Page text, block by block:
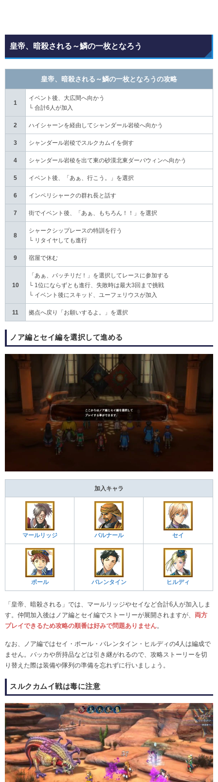
皇帝、暗殺される～鱗の一枚となろう
皇帝、暗殺される～鱗の一枚となろうの攻略
1
イベント後、大広間へ向かう
└ 合計6人が加入
2 ハイシャーンを経由してシャンダール岩稜へ向かう
3 シャンダール岩稜でスルクカムイを倒す
4 シャンダール岩稜を出て東の砂漠北東ダーバウィンへ向かう
5 イベント後、「あぁ、行こう。」を選択
6 インペリシャークの群れ長と話す
7 街でイベント後、「あぁ、もちろん！！」を選択
8
シャークシップレースの特訓を行う
└ リタイヤしても進行
9 宿屋で休む
10
「あぁ、バッチリだ！」を選択してレースに参加する
└ 1位にならずとも進行、失敗時は最大3回まで挑戦
└ イベント後にスキッド、ユーフェリウスが加入
11 拠点へ戻り「お願いするよ。」を選択
ノア編とセイ編を選択して進める
加入キャラ
マールリッジ バルナール セイ
ポール バレンタイン ヒルディ
「皇帝、暗殺される」では、マールリッジやセイなど合計6人が加入しま
す。仲間加入後はノア編とセイ編でストーリーが展開されますが、 両方
プレイできるため攻略の順番は好みで問題ありません。
なお、ノア編ではセイ・ポール・バレンタイン・ヒルディの4人は編成で
ません。バッカや所持品などは引き継がれるので、攻略ストーリーを切
り替えた際は装備や隊列の準備を忘れずに行いましょう。
スルクカムイ戦は毒に注意